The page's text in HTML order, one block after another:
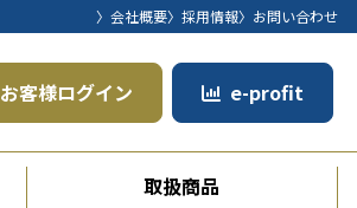
〉会社概要〉採用情報〉お問い合わせ
お客様ログイン e-profit
取扱商品